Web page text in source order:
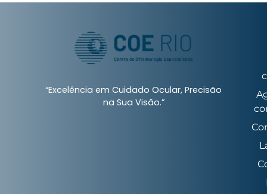
“Excelência em Cuidado Ocular, Precisão
na Sua Visão.”